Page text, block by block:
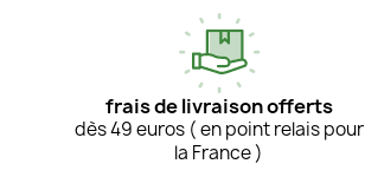
frais de livraison offerts
dès 49 euros ( en point relais pour
la France )